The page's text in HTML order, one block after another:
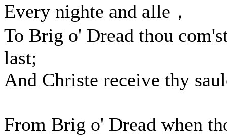
Every nighte and alle，
To Brig o' Dread thou
last;
And Christe receive thy
From Brig o' Dread when